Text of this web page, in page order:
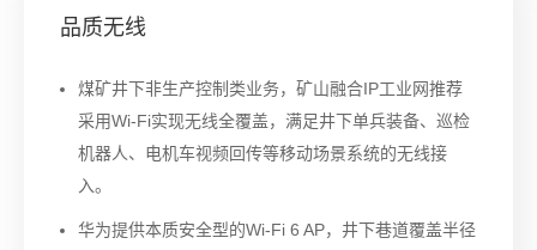
品质无线
煤矿井下非生产控制类业务，矿山融合IP工业网推荐
采用Wi-Fi实现无线全覆盖，满足井下单兵装备、巡检
机器人、电机车视频回传等移动场景系统的无线接
入。
华为提供本质安全型的Wi-Fi 6 AP，井下巷道覆盖半径